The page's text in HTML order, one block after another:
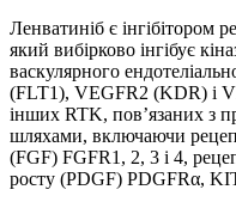
Ленватиніб є інгібітором
який вибірково інгібує
васкулярного
(FLT1), VEGFR2 (KDR) і
інших RTK, пов’язаних з
шляхами, включаючи
(FGF) FGFR1, 2, 3 і 4,
росту (PDGF) PDGFRα,